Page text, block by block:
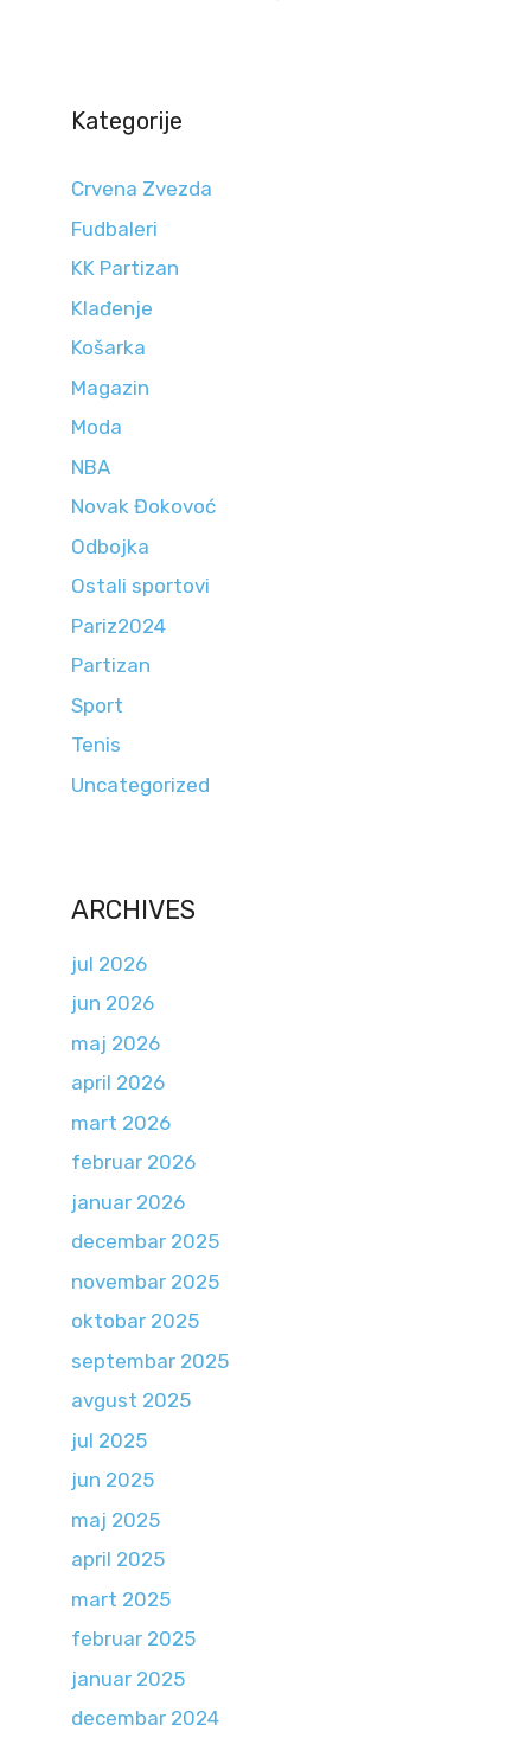
Kategorije
Crvena Zvezda
Fudbaleri
KK Partizan
Klađenje
Košarka
Magazin
Moda
NBA
Novak Đokovoć
Odbojka
Ostali sportovi
Pariz2024
Partizan
Sport
Tenis
Uncategorized
ARCHIVES
jul 2026
jun 2026
maj 2026
april 2026
mart 2026
februar 2026
januar 2026
decembar 2025
novembar 2025
oktobar 2025
septembar 2025
avgust 2025
jul 2025
jun 2025
maj 2025
april 2025
mart 2025
februar 2025
januar 2025
decembar 2024